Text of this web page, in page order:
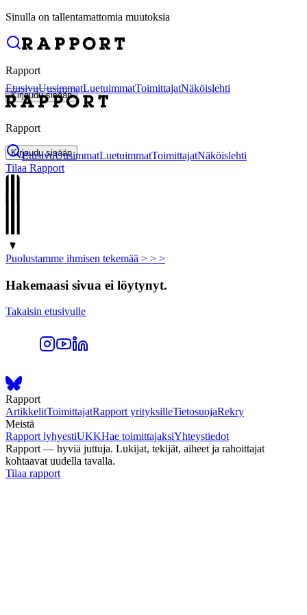
Sinulla on tallentamattomia muutoksia
Rapport
Kirjaudu sisään
EtusivuUusimmatLuetuimmatToimittajatNäköislehti
Rapport
Kirjaudu sisään
EtusivuUusimmatLuetuimmatToimittajatNäköislehti
Tilaa Rapport
Puolustamme ihmisen tekemää > > >
Hakemaasi sivua ei löytynyt.
Takaisin etusivulle
Rapport
ArtikkelitToimittajatRapport yrityksilleTietosuojaRekry
Meistä
Rapport lyhyestiUKKHae toimittajaksiYhteystiedot
Rapport — hyviä juttuja. Lukijat, tekijät, aiheet ja rahoittajat
kohtaavat uudella tavalla.
Tilaa rapport